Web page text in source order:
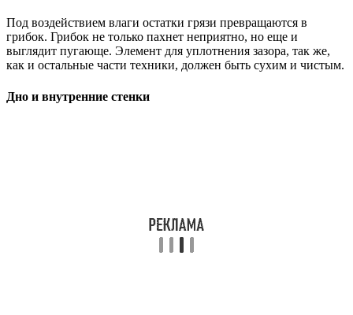
Под воздействием влаги остатки грязи превращаются в
грибок. Грибок не только пахнет неприятно, но еще и
выглядит пугающе. Элемент для уплотнения зазора, так же,
как и остальные части техники, должен быть сухим и чистым.
Дно и внутренние стенки